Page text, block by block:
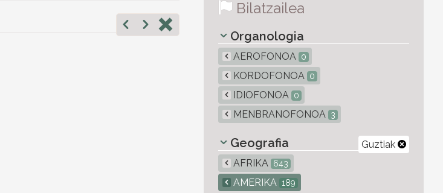
Bilatzailea
Organologia
AEROFONOA 0
KORDOFONOA 0
IDIOFONOA 0
MENBRANOFONOA 3
Guztiak
Geografia
AFRIKA 643
AMERIKA 189